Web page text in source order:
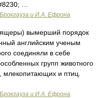
…
и И.А. Ефрона
вымерший порядок
английским ученым
соединяли в себе
групп животного
млекопитающих и птиц.
и И.А. Ефрона